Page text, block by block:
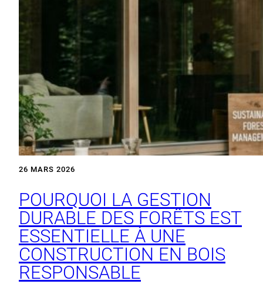
26 MARS 2026
POURQUOI LA GESTION
DURABLE DES FORÊTS EST
ESSENTIELLE À UNE
CONSTRUCTION EN BOIS
RESPONSABLE